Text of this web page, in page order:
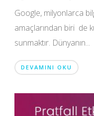
Google, milyonlarca
amaçlarından biri de
sunmaktır. Dünyanın...
DEVAMINI OKU